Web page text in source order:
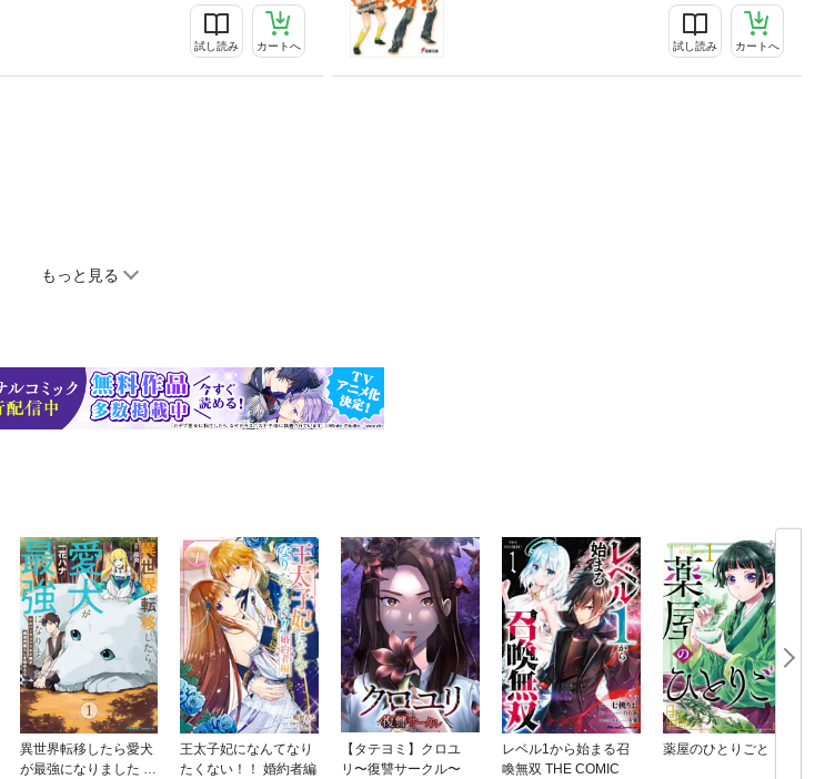
試し読み カートへ 試し読み カートへ
もっと見る
異世界転移したら愛犬
が最強になりました ～
王太子妃になんてなり
たくない！！ 婚約者編
【タテヨミ】クロユ
リ〜復讐サークル〜
レベル1から始まる召
喚無双 THE COMIC
薬屋のひとりごと